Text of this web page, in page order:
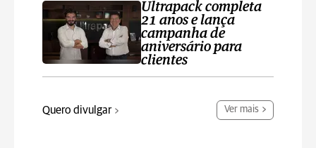
Ultrapack completa
21 anos e lança
campanha de
aniversário para
clientes
Quero divulgar Ver mais